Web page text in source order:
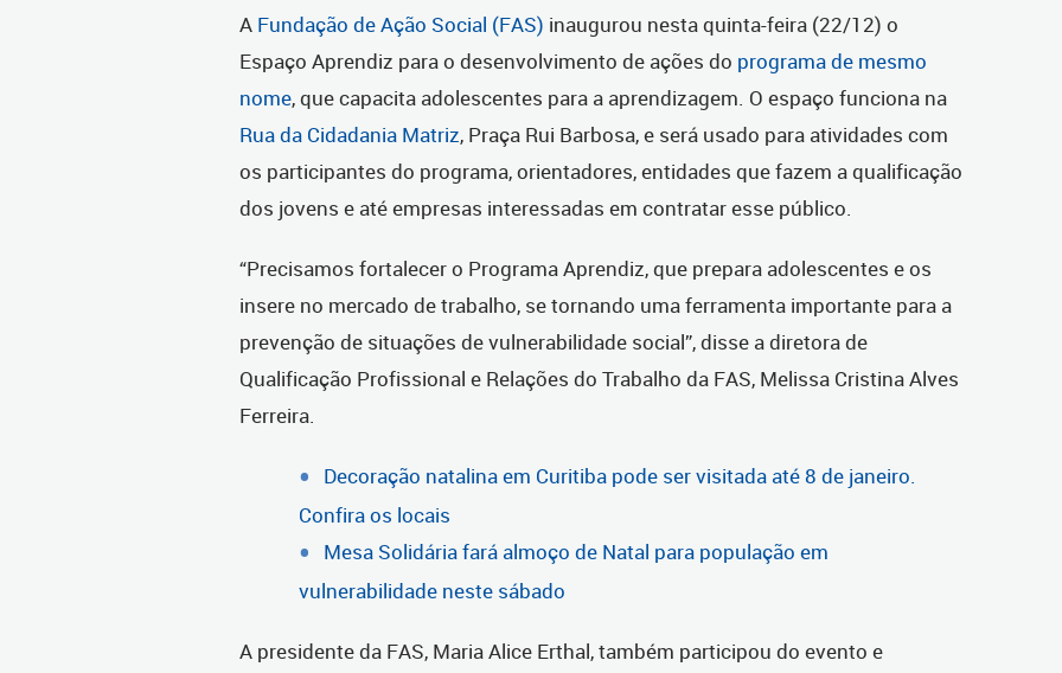
A Fundação de Ação Social (FAS) inaugurou nesta quinta-feira (22/12) o
Espaço Aprendiz para o desenvolvimento de ações do programa de mesmo
nome, que capacita adolescentes para a aprendizagem. O espaço funciona na
Rua da Cidadania Matriz, Praça Rui Barbosa, e será usado para atividades com
os participantes do programa, orientadores, entidades que fazem a qualificação
dos jovens e até empresas interessadas em contratar esse público.
“Precisamos fortalecer o Programa Aprendiz, que prepara adolescentes e os
insere no mercado de trabalho, se tornando uma ferramenta importante para a
prevenção de situações de vulnerabilidade social”, disse a diretora de
Qualificação Profissional e Relações do Trabalho da FAS, Melissa Cristina Alves
Ferreira.
Decoração natalina em Curitiba pode ser visitada até 8 de janeiro.
Confira os locais
Mesa Solidária fará almoço de Natal para população em
vulnerabilidade neste sábado
A presidente da FAS, Maria Alice Erthal, também participou do evento e